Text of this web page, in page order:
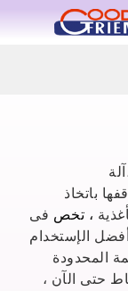
خلاط
مقدمة
هيدروليكية
الخاص بالفيديو
بنا
آلة
باتخاذ
، تخص فى
الإستخدام
المحدودة
حتى الآن ،